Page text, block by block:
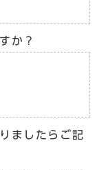
か？
ましたらご記